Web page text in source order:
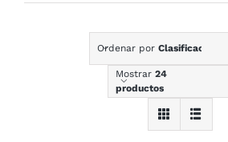
Ordenar por Clasificación
Mostrar 24
productos